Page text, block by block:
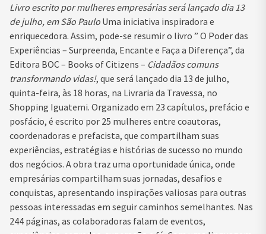
Livro escrito por mulheres empresárias será lançado dia 13
de julho, em São Paulo Uma iniciativa inspiradora e
enriquecedora. Assim, pode-se resumir o livro ” O Poder das
Experiências – Surpreenda, Encante e Faça a Diferença”, da
Editora BOC – Books of Citizens – Cidadãos comuns
transformando vidas!, que será lançado dia 13 de julho,
quinta-feira, às 18 horas, na Livraria da Travessa, no
Shopping Iguatemi. Organizado em 23 capítulos, prefácio e
posfácio, é escrito por 25 mulheres entre coautoras,
coordenadoras e prefacista, que compartilham suas
experiências, estratégias e histórias de sucesso no mundo
dos negócios. A obra traz uma oportunidade única, onde
empresárias compartilham suas jornadas, desafios e
conquistas, apresentando inspirações valiosas para outras
pessoas interessadas em seguir caminhos semelhantes. Nas
244 páginas, as colaboradoras falam de eventos,